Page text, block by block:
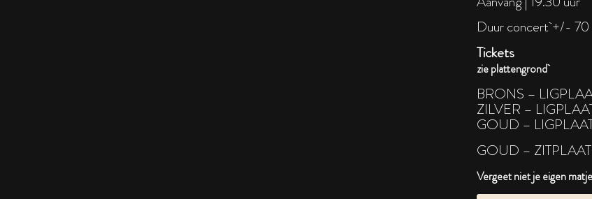
Duur concert +/- 70
Tickets
zie plattengrond
BRONS –
ZILVER –
GOUD –
GOUD –
Vergeet niet je eigen